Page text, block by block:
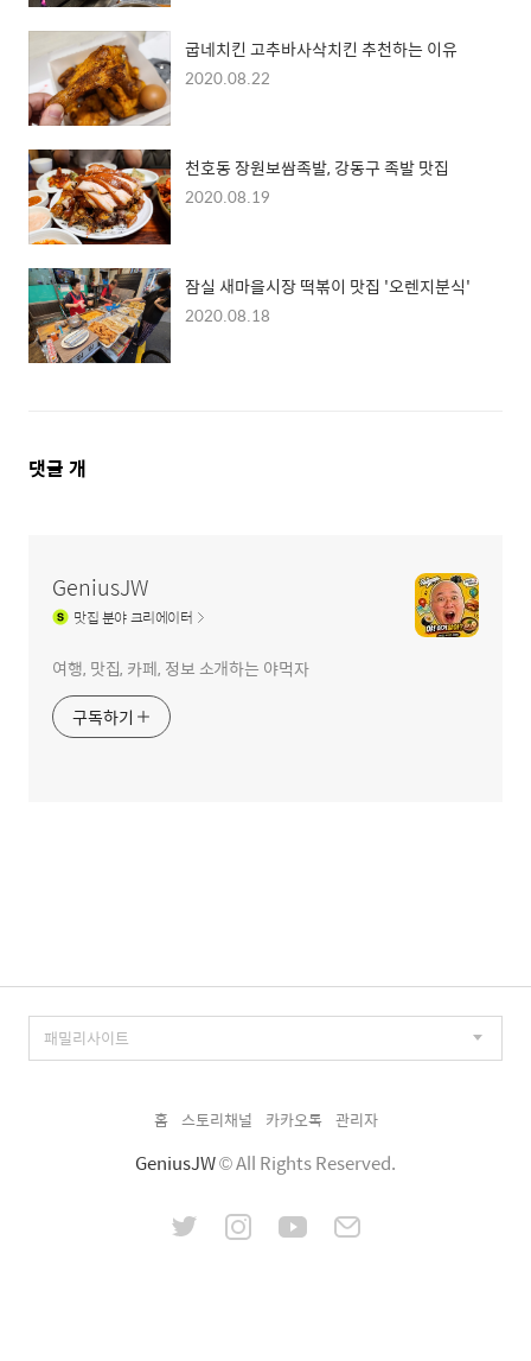
굽네치킨 고추바사삭치킨 추천하는 이유
2020.08.22
천호동 장원보쌈족발, 강동구 족발 맛집
2020.08.19
잠실 새마을시장 떡볶이 맛집 '오렌지분식'
2020.08.18
댓
댓글 개
GeniusJW
맛집분야 크리에이터
여행, 맛집, 카페, 정보 소개하는 야먹자
구독하기
홈 스토리채널 카카오톡 관리자
GeniusJW© All Rights Reserved.